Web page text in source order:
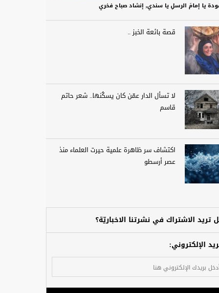
يا إمامَ الرسلِ يا سندي, إنشاد صباح فخري
قصة بائعة الخبز ..
لا تسأل الدار عمّن كان يسكُنها.. شعر حاتم
قاسم
اكتشاف سر ظاهرة علمية حيرت العلماء منذ
عصر أرسطو
تريد الاشتراك في نشرتنا الاخباريّة؟
الإلكتروني: